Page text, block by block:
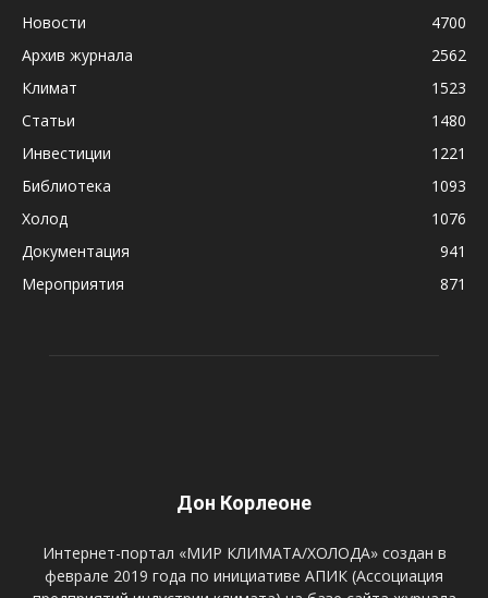
Новости
4700
Архив журнала
2562
Климат
1523
Статьи
1480
Инвестиции
1221
Библиотека
1093
Холод
1076
Документация
941
Мероприятия
871
Дон Корлеоне
Интернет-портал «МИР КЛИМАТА/ХОЛОДА» создан в
феврале 2019 года по инициативе АПИК (Ассоциация